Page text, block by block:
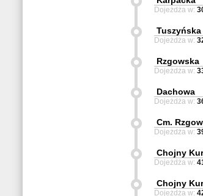
Dojeżdża w:
Tuszyńska
Dojeżdża w:
Rzgowska
Dojeżdża w:
Dachowa
Dojeżdża w:
Cm.
Dojeżdża w:
Chojny
Dojeżdża w:
Chojny
Dojeżdża w: